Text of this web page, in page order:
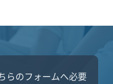
らのフォームへ必要